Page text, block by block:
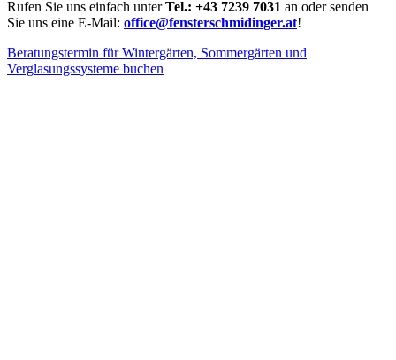
Rufen Sie uns einfach unterTel.: +43 7239 7031 an oder senden
Sie uns eine E-Mail: office@fensterschmidinger.at!
Beratungstermin für Wintergärten, Sommergärten und
Verglasungssysteme buchen